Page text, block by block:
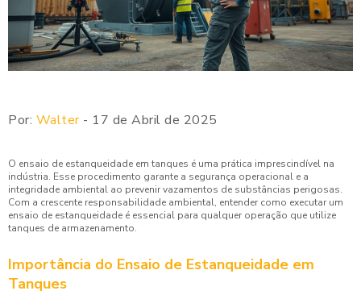
Por: Walter- 17 de Abril de 2025
O ensaio de estanqueidade em tanques é uma prática imprescindível na
indústria. Esse procedimento garante a segurança operacional e a
integridade ambiental ao prevenir vazamentos de substâncias perigosas.
Com a crescente responsabilidade ambiental, entender como executar um
ensaio de estanqueidade é essencial para qualquer operação que utilize
tanques de armazenamento.
Importância do Ensaio de Estanqueidade em
Tanques